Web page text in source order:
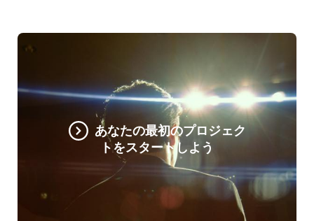
あなたの最初のプロジェク
トをスタートしよう